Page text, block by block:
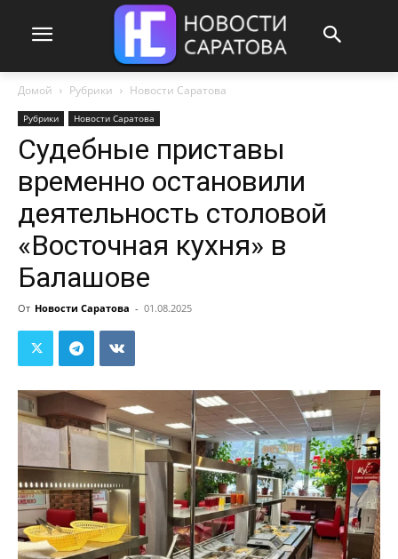
Домой Рубрики Новости Саратова
Рубрики Новости Саратова
Судебные приставы
временно остановили
деятельность столовой
«Восточная кухня» в
Балашове
От Новости Саратова - 01.08.2025